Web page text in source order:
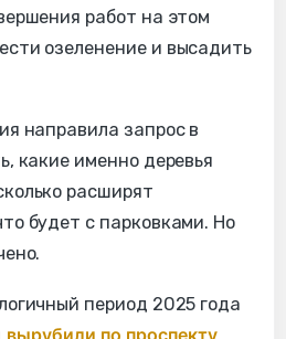
работ на этом
озеленение и высадить
направила запрос в
какие именно деревья
расширят
будет с парковками. Но
период 2025 года